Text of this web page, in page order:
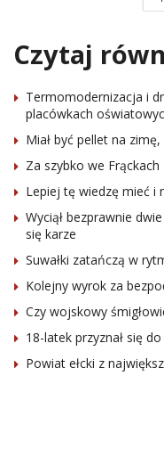
Czytaj
Termomodernizacja i
placówkach
Miał być pellet na
Za szybko we Frąckach
Lepiej tę wiedzę mieć i
Wyciął bezprawnie
się karze
Suwałki zatańczą w
Kolejny wyrok za
Czy wojskowy
18-latek przyznał się
Powiat ełcki z